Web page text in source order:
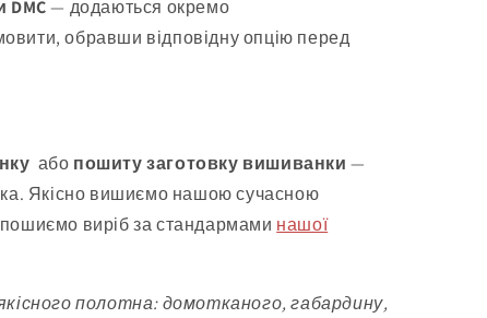
DMC— додаються окремо
обравши відповідну опцію перед
або пошиту заготовку вишиванки—
Якісно вишиємо нашою сучасною
виріб за стандармами нашої
полотна: домотканого, габардину,